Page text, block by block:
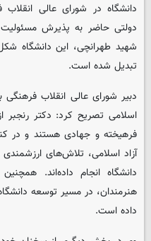
دانشگاه در شورای عالی
دولتی حاضر به پذیرش مسئولیت
شهید طهرانچی، این دانشگاه
تبدیل شده است.
دبیر شورای عالی انقلاب فرهنگی
اسلامی تصریح کرد: دکتر
فرهیخته و جهادی هستند و در
آزاد اسلامی، تلاش‌های
دانشگاه انجام داده‌اند.
هنرمندان، در مسیر توسعه
داده است.